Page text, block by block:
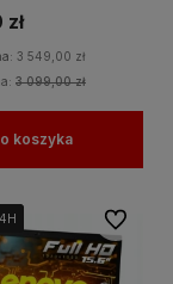
3 549,00 zł
3 099,00 zł
koszyka
Do